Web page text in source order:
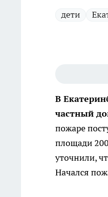
дети
В
частный
пожаре
площади
уточнили,
Начался